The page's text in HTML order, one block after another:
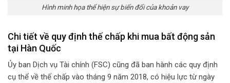
Hình minh họa thể hiện sự biến đổi của khoản vay
Chi tiết về quy định thế chấp khi mua bất động sản
tại Hàn Quốc
Ủy ban Dịch vụ Tài chính (FSC) cũng đã ban hành các quy định
cụ thể về thế chấp vào tháng 9 năm 2018, có hiệu lực từ ngày